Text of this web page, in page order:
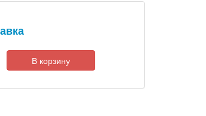
В корзину